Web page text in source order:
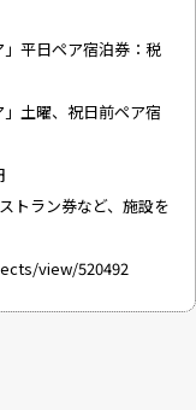
平日ペア宿泊券：税
土曜、祝日前ペア宿
トラン券など、施設を
view/520492